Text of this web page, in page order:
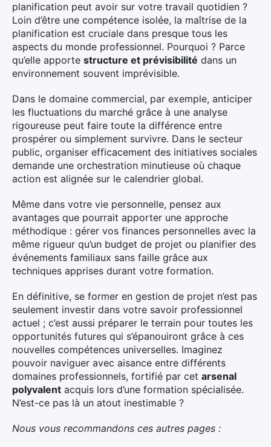
planification peut avoir sur votre travail quotidien ?
Loin d’être une compétence isolée, la maîtrise de la
planification est cruciale dans presque tous les
aspects du monde professionnel. Pourquoi ? Parce
qu’elle apporte structure et prévisibilité dans un
environnement souvent imprévisible.
Dans le domaine commercial, par exemple, anticiper
les fluctuations du marché grâce à une analyse
rigoureuse peut faire toute la différence entre
prospérer ou simplement survivre. Dans le secteur
public, organiser efficacement des initiatives sociales
demande une orchestration minutieuse où chaque
action est alignée sur le calendrier global.
Même dans votre vie personnelle, pensez aux
avantages que pourrait apporter une approche
méthodique : gérer vos finances personnelles avec la
même rigueur qu’un budget de projet ou planifier des
événements familiaux sans faille grâce aux
techniques apprises durant votre formation.
En définitive, se former en gestion de projet n’est pas
seulement investir dans votre savoir professionnel
actuel ; c’est aussi préparer le terrain pour toutes les
opportunités futures qui s’épanouiront grâce à ces
nouvelles compétences universelles. Imaginez
pouvoir naviguer avec aisance entre différents
domaines professionnels, fortifié par cet arsenal
polyvalent acquis lors d’une formation spécialisée.
N’est-ce pas là un atout inestimable ?
Nous vous recommandons ces autres pages :